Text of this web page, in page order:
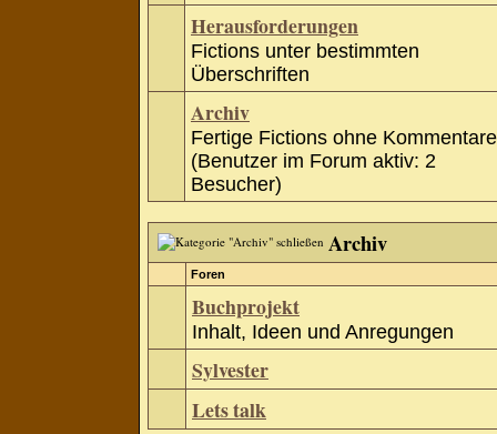
Herausforderungen
Fictions unter bestimmten
Überschriften
Archiv
Fertige Fictions ohne Kommentare
(Benutzer im Forum aktiv: 2
Besucher)
Archiv
Foren
Buchprojekt
Inhalt, Ideen und Anregungen
Sylvester
Lets talk